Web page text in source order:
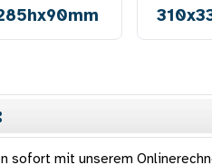
sofort mit unserem